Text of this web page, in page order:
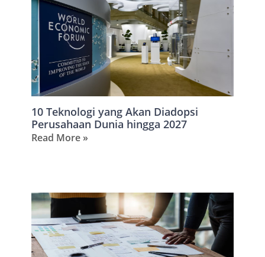
10 Teknologi yang Akan Diadopsi
Perusahaan Dunia hingga 2027
Read More »